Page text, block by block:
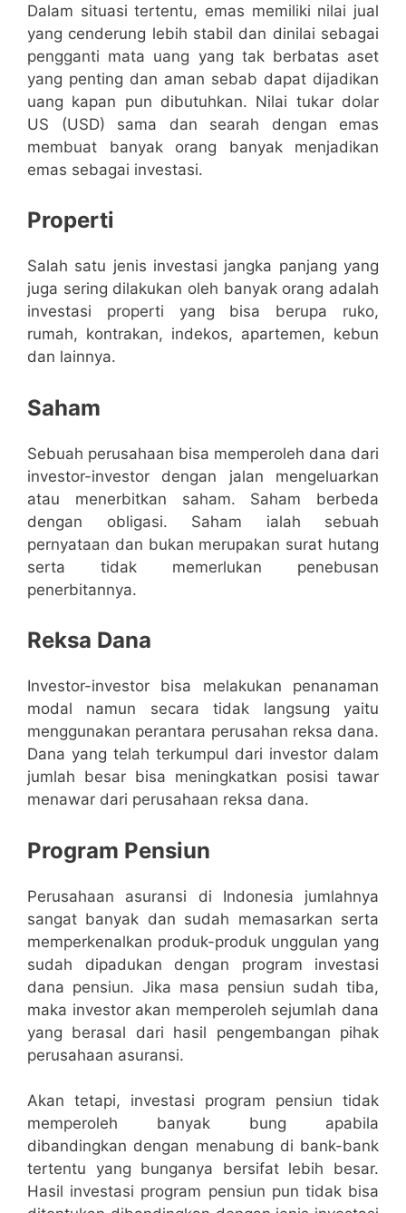
Dalam situasi tertentu, emas memiliki nilai jual
yang cenderung lebih stabil dan dinilai sebagai
pengganti mata uang yang tak berbatas aset
yang penting dan aman sebab dapat dijadikan
uang kapan pun dibutuhkan. Nilai tukar dolar
US (USD) sama dan searah dengan emas
membuat banyak orang banyak menjadikan
emas sebagai investasi.
Properti
Salah satu jenis investasi jangka panjang yang
juga sering dilakukan oleh banyak orang adalah
investasi properti yang bisa berupa ruko,
rumah, kontrakan, indekos, apartemen, kebun
dan lainnya.
Saham
Sebuah perusahaan bisa memperoleh dana dari
investor-investor dengan jalan mengeluarkan
atau menerbitkan saham. Saham berbeda
dengan obligasi. Saham ialah sebuah
pernyataan dan bukan merupakan surat hutang
serta tidak memerlukan penebusan
penerbitannya.
Reksa Dana
Investor-investor bisa melakukan penanaman
modal namun secara tidak langsung yaitu
menggunakan perantara perusahan reksa dana.
Dana yang telah terkumpul dari investor dalam
jumlah besar bisa meningkatkan posisi tawar
menawar dari perusahaan reksa dana.
Program Pensiun
Perusahaan asuransi di Indonesia jumlahnya
sangat banyak dan sudah memasarkan serta
memperkenalkan produk-produk unggulan yang
sudah dipadukan dengan program investasi
dana pensiun. Jika masa pensiun sudah tiba,
maka investor akan memperoleh sejumlah dana
yang berasal dari hasil pengembangan pihak
perusahaan asuransi.
Akan tetapi, investasi program pensiun tidak
memperoleh banyak bung apabila
dibandingkan dengan menabung di bank-bank
tertentu yang bunganya bersifat lebih besar.
Hasil investasi program pensiun pun tidak bisa